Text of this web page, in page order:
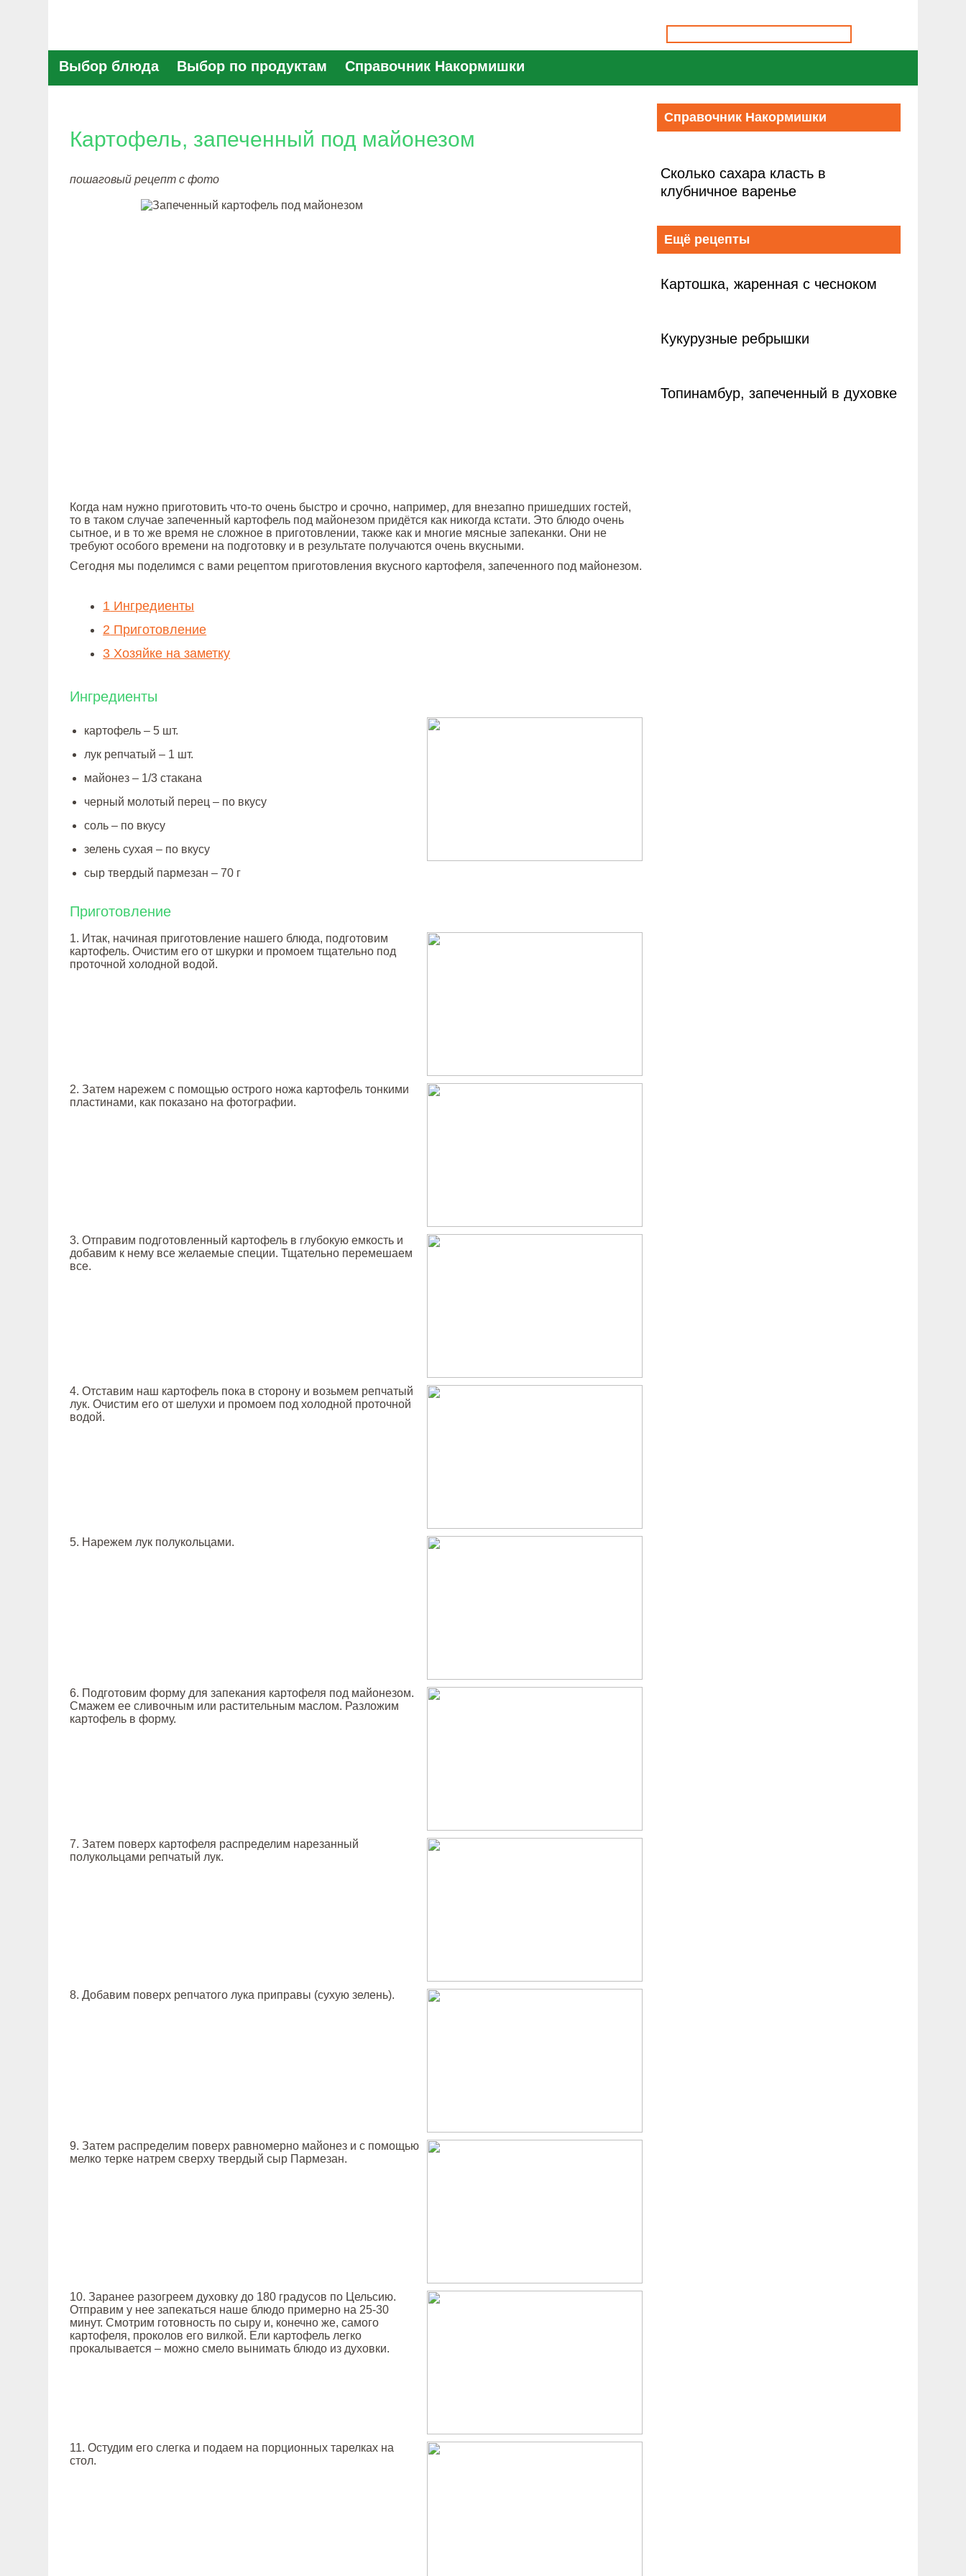
Выбор блюда Выбор по продуктам Справочник Накормишки
Картофель, запеченный под майонезом
пошаговый рецепт с фото
Когда нам нужно приготовить что-то очень быстро и срочно, например, для внезапно пришедших гостей,
то в таком случае запеченный картофель под майонезом придётся как никогда кстати. Это блюдо очень
сытное, и в то же время не сложное в приготовлении, также как и многие мясные запеканки. Они не
требуют особого времени на подготовку и в результате получаются очень вкусными.
Сегодня мы поделимся с вами рецептом приготовления вкусного картофеля, запеченного под майонезом.
1 Ингредиенты
2 Приготовление
3 Хозяйке на заметку
Ингредиенты
картофель – 5 шт.
лук репчатый – 1 шт.
майонез – 1/3 стакана
черный молотый перец – по вкусу
соль – по вкусу
зелень сухая – по вкусу
сыр твердый пармезан – 70 г
Приготовление
1. Итак, начиная приготовление нашего блюда, подготовим
картофель. Очистим его от шкурки и промоем тщательно под
проточной холодной водой.
2. Затем нарежем с помощью острого ножа картофель тонкими
пластинами, как показано на фотографии.
3. Отправим подготовленный картофель в глубокую емкость и
добавим к нему все желаемые специи. Тщательно перемешаем
все.
4. Отставим наш картофель пока в сторону и возьмем репчатый
лук. Очистим его от шелухи и промоем под холодной проточной
водой.
5. Нарежем лук полукольцами.
6. Подготовим форму для запекания картофеля под майонезом.
Смажем ее сливочным или растительным маслом. Разложим
картофель в форму.
7. Затем поверх картофеля распределим нарезанный
полукольцами репчатый лук.
8. Добавим поверх репчатого лука приправы (сухую зелень).
9. Затем распределим поверх равномерно майонез и с помощью
мелко терке натрем сверху твердый сыр Пармезан.
10. Заранее разогреем духовку до 180 градусов по Цельсию.
Отправим у нее запекаться наше блюдо примерно на 25-30
минут. Смотрим готовность по сыру и, конечно же, самого
картофеля, проколов его вилкой. Ели картофель легко
прокалывается – можно смело вынимать блюдо из духовки.
11. Остудим его слегка и подаем на порционных тарелках на
стол.
Справочник Накормишки
Сколько сахара класть в
клубничное варенье
Ещё рецепты
Картошка, жаренная с чесноком
Кукурузные ребрышки
Топинамбур, запеченный в духовке